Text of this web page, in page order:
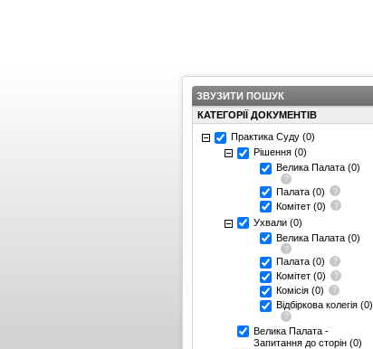
ЗВУЗИТИ ПОШУК
КАТЕГОРІЇ ДОКУМЕНТІВ
Практика Суду (0)
Рішення (0)
Велика Палата (0)
Палата (0)
Комітет (0)
Ухвали (0)
Велика Палата (0)
Палата (0)
Комітет (0)
Комісія (0)
Відбіркова колегія (0)
Велика Палата -
Запитання до сторін (0)